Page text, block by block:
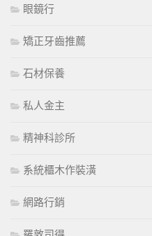
眼鏡行
矯正牙齒推薦
石材保養
私人金主
精神科診所
系統櫃木作裝潢
網路行銷